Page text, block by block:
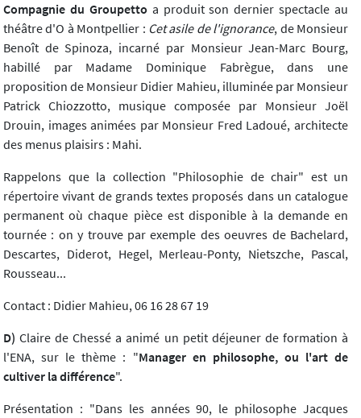
Compagnie du Groupetto a produit son dernier spectacle au
théâtre d'O à Montpellier : Cet asile de l'ignorance, de Monsieur
Benoît de Spinoza, incarné par Monsieur Jean-Marc Bourg,
habillé par Madame Dominique Fabrègue, dans une
proposition de Monsieur Didier Mahieu, illuminée par Monsieur
Patrick Chiozzotto, musique composée par Monsieur Joël
Drouin, images animées par Monsieur Fred Ladoué, architecte
des menus plaisirs : Mahi.
Rappelons que la collection "Philosophie de chair" est un
répertoire vivant de grands textes proposés dans un catalogue
permanent où chaque pièce est disponible à la demande en
tournée : on y trouve par exemple des oeuvres de Bachelard,
Descartes, Diderot, Hegel, Merleau-Ponty, Nietszche, Pascal,
Rousseau...
Contact : Didier Mahieu, 06 16 28 67 19
D) Claire de Chessé a animé un petit déjeuner de formation à
l'ENA, sur le thème : "Manager en philosophe, ou l'art de
cultiver la différence".
Présentation : "Dans les années 90, le philosophe Jacques